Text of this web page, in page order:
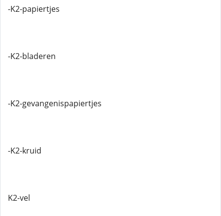
-K2-papiertjes
-K2-bladeren
-K2-gevangenispapiertjes
-K2-kruid
K2-vel